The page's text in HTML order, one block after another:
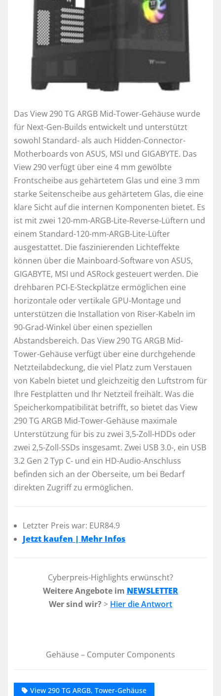
Das View 290 TG ARGB Mid-Tower-Gehäuse wurde
für Next-Gen-Builds entwickelt und unterstützt
sowohl Standard- als auch Hidden-Connector-
Motherboards von ASUS, MSI und GIGABYTE. Das
View 290 verfügt über eine 4 mm gewölbte
Frontscheibe aus gehärtetem Glas und eine 3 mm
starke Seitenscheibe aus gehärtetem Glas, die eine
klare Sicht auf die internen Komponenten bietet. Es
ist mit zwei 120-mm-ARGB-Lite-Reverse-Lüftern und
einem Standard-120-mm-ARGB-Lite-Lüfter
ausgestattet. Die faszinierenden Lichteffekte
können über die Mainboard-Software von ASUS,
GIGABYTE, MSI und ASRock gesteuert werden. Die
drehbaren PCI-E-Steckplätze ermöglichen eine
horizontale oder vertikale GPU-Montage und
unterstützen die Installation von Riser-Kabeln im
90-Grad-Winkel über einen speziellen
Abstandsbereich. Das View 290 TG ARGB Mid-
Tower-Gehäuse verfügt über eine durchgehende
Netzteilabdeckung, die viel Platz zum Verstauen
von Kabeln bietet und gleichzeitig den Luftstrom für
Ihre Festplatten und Ihr Netzteil freihält. Was die
Speicherkompatibilität betrifft, so bietet das View
290 TG ARGB Mid-Tower-Gehäuse maximale
Unterstützung für bis zu zwei 3,5-Zoll-HDDs oder
zwei 2,5-Zoll-SSDs insgesamt. Zwei USB 3.0-, ein USB
3.2 Gen 2 Typ C- und ein HD-Audio-Anschluss
befinden sich an der Oberseite, um bei Bedarf
direkten Zugriff zu ermöglichen.
Letzter Preis war: EUR84.9
Jetzt kaufen | Mehr Infos
Cyberpreis-Highlights erwünscht?
Weitere Angebote im NEWSLETTER
Wer sind wir? > Hier die Antwort
Gehäuse – Computer Components
View 290 TG ARGB, Tower-Gehäuse